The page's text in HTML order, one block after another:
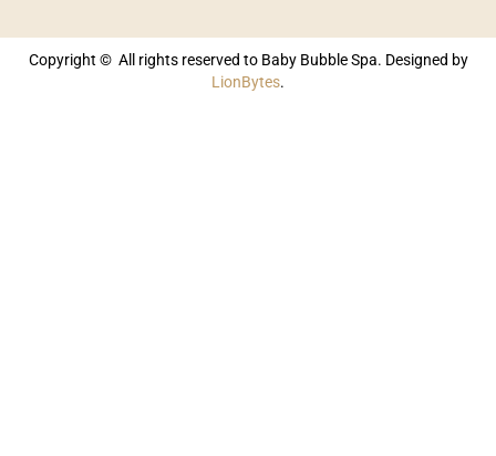
Copyright © All rights reserved to Baby Bubble Spa. Designed by
LionBytes.